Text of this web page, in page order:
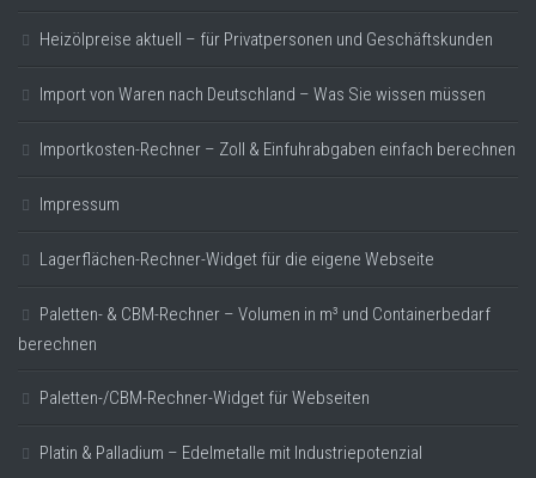
Heizölpreise aktuell – für Privatpersonen und Geschäftskunden
Import von Waren nach Deutschland – Was Sie wissen müssen
Importkosten-Rechner – Zoll & Einfuhrabgaben einfach berechnen
Impressum
Lagerflächen-Rechner-Widget für die eigene Webseite
Paletten- & CBM-Rechner – Volumen in m³ und Containerbedarf
berechnen
Paletten-/CBM-Rechner-Widget für Webseiten
Platin & Palladium – Edelmetalle mit Industriepotenzial